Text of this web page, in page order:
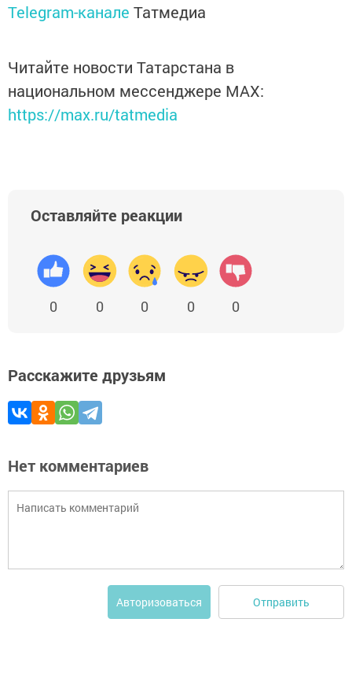
Telegram-канале Татмедиа
Читайте новости Татарстана в
национальном мессенджере MАХ:
https://max.ru/tatmedia
Оставляйте реакции
0 0 0 0 0
Расскажите друзьям
Нет комментариев
Авторизоваться Отправить